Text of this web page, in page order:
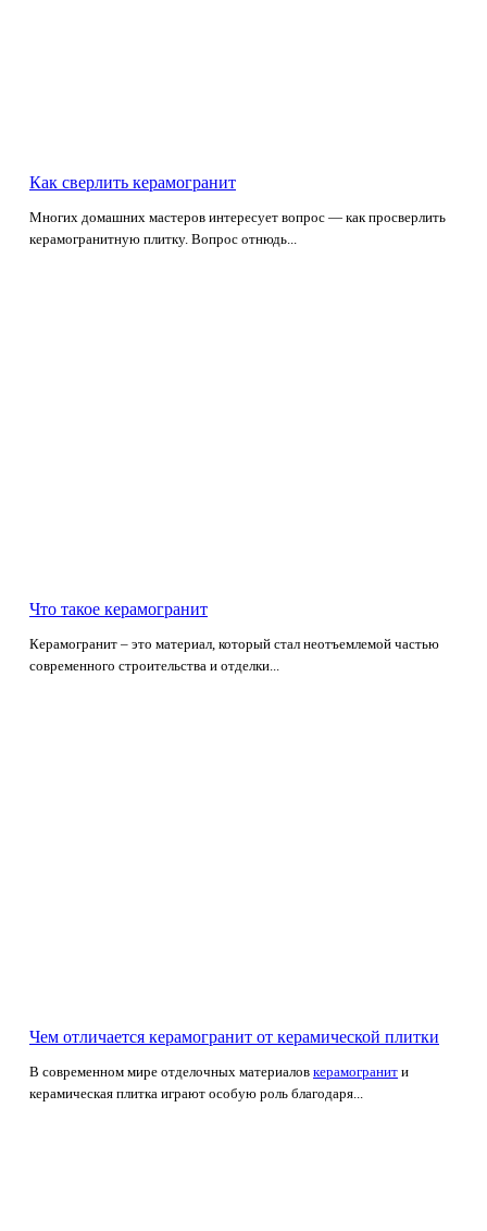
Как сверлить керамогранит
Многих домашних мастеров интересует вопрос — как просверлить
керамогранитную плитку. Вопрос отнюдь...
Что такое керамогранит
Керамогранит – это материал, который стал неотъемлемой частью
современного строительства и отделки...
Чем отличается керамогранит от керамической плитки
В современном мире отделочных материалов керамогранит и
керамическая плитка играют особую роль благодаря...